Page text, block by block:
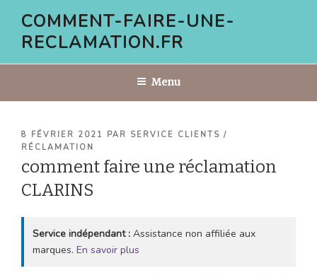
contenu
COMMENT-FAIRE-UNE-
RECLAMATION.FR
Menu
PUBLIÉ
LE
8 FÉVRIER 2021 PAR SERVICE CLIENTS /
RÉCLAMATION
comment faire une réclamation
CLARINS
Service indépendant : Assistance non affiliée aux
marques. En savoir plus